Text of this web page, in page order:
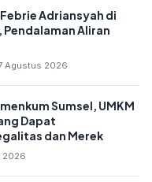
Adriansyah di
Pendalaman Aliran
Agustus 2026
Sumsel, UMKM
Dapat
dan Merek
2026